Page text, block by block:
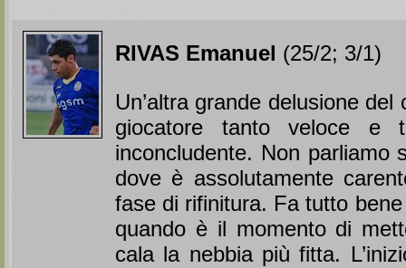
RIVAS Emanuel (25/2; 3/1)
Un’altra grande delusione del
giocatore tanto veloce e
inconcludente. Non parliamo
dove è assolutamente
fase di rifinitura. Fa tutto
quando è il momento di
cala la nebbia più fitta.